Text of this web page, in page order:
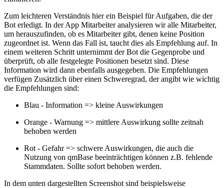
Zum leichteren Verständnis hier ein Beispiel für Aufgaben, die der
Bot erledigt. In der App Mitarbeiter analysieren wir alle Mitarbeiter,
um herauszufinden, ob es Mitarbeiter gibt, denen keine Position
zugeordnet ist. Wenn das Fall ist, taucht dies als Empfehlung auf. In
einem weiteren Schritt unternimmt der Bot die Gegenprobe und
überprüft, ob alle festgelegte Positionen besetzt sind. Diese
Information wird dann ebenfalls ausgegeben. Die Empfehlungen
verfügen Zusätzlich über einen Schweregrad, der angibt wie wichtig
die Empfehlungen sind:
Blau - Information => kleine Auswirkungen
Orange - Warnung => mittlere Auswirkung sollte zeitnah
behoben werden
Rot - Gefahr => schwere Auswirkungen, die auch die
Nutzung von qmBase beeinträchtigen können z.B. fehlende
Stammdaten. Sollte sofort behoben werden.
In dem unten dargestellten Screenshot sind beispielsweise